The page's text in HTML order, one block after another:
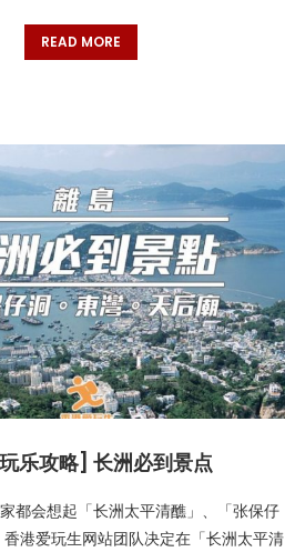
READ MORE
乐攻略] 长洲必到景点
都会想起「长洲太平清醮」、「张保仔
港爱玩生网站团队决定在「长洲太平清